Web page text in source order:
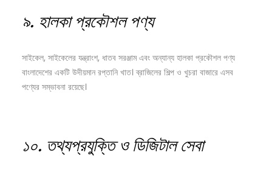
৯. হালকাপ্রকৌশলপণ্য
সাইকেল, সাইকেলের যন্ত্রাংশ, ধাতব সরঞ্জাম এবং অন্যান্য হালকা প্রকৌশল পণ্য
বাংলাদেশের একটি উদীয়মান রপ্তানি খাত। ব্রাজিলের শিল্প ও খুচরা বাজারে এসব
পণ্যের সম্ভাবনা রয়েছে।
১০. তথ্যপ্রযুক্তিওডিজিটালসেবা